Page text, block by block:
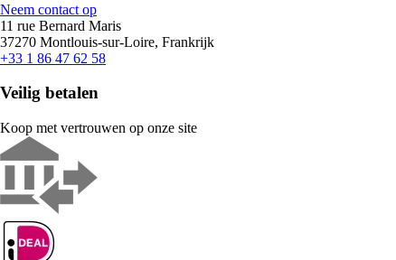
Neem contact op
11 rue Bernard Maris
37270 Montlouis-sur-Loire, Frankrijk
+33 1 86 47 62 58
Veilig betalen
Koop met vertrouwen op onze site